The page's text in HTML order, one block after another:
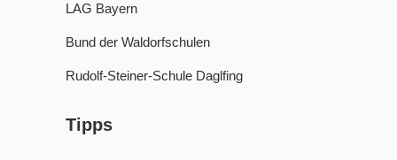
LAG Bayern
Bund der Waldorfschulen
Rudolf-Steiner-Schule Daglfing
Tipps